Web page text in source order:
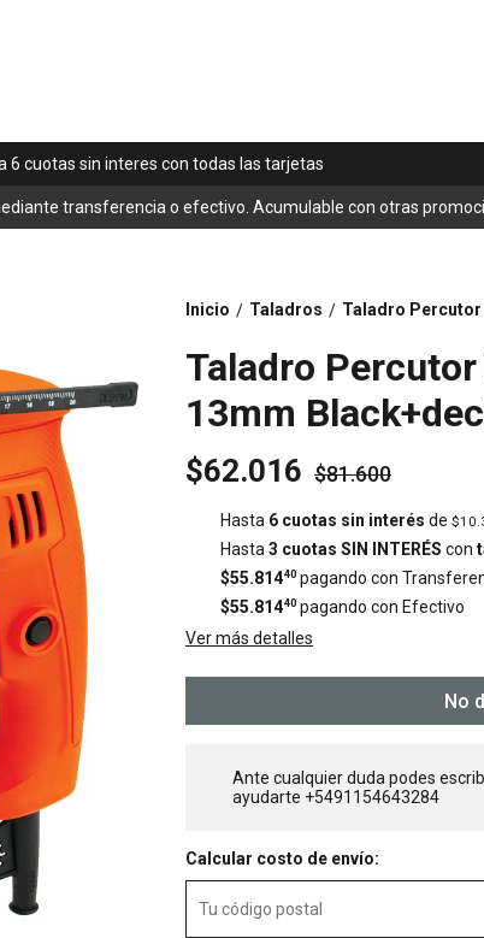
6 cuotas sin interes con todas las tarjetas
transferencia o efectivo. Acumulable con otras
Inicio / Taladros / Taladro Percutor
Taladro
13mm
$62.016 $81.600
Hasta 6 cuotas sin interés de
Hasta 3 cuotas SIN INTERÉS con
$55.81440 pagando con
$55.81440 pagando con Efectivo
Ver más detalles
No
Ante cualquier duda podes
ayudarte +5491154643284
Calcular costo de envío: